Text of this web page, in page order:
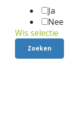
Ja
Nee
Wis selectie